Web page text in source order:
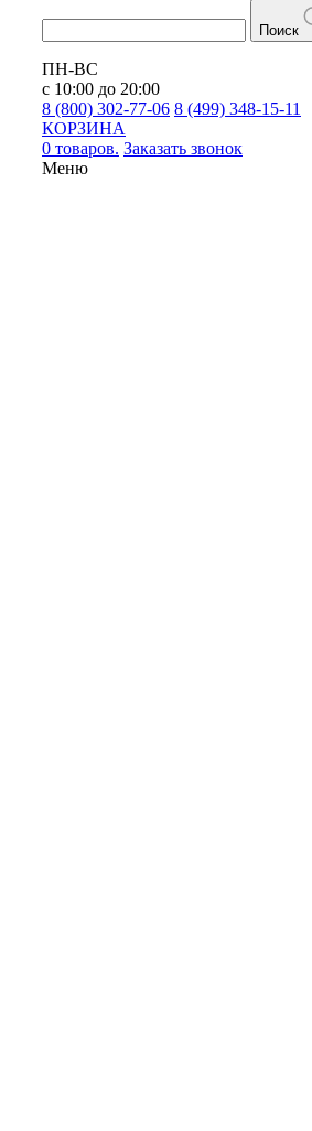
Поиск
ПН-ВС
с 10:00 до 20:00
8 (800) 302-77-06 8 (499) 348-15-11
КОРЗИНА
0 товаров. Заказать звонок
Меню